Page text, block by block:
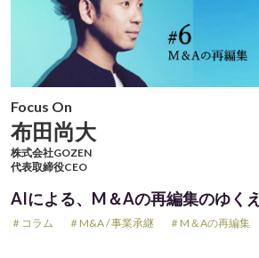
Focus On
布田尚大
株式会社GOZEN
代表取締役CEO
AIによる、M＆Aの再編集のゆくえ
＃コラム ＃M&A / 事業承継 ＃M＆Aの再編集